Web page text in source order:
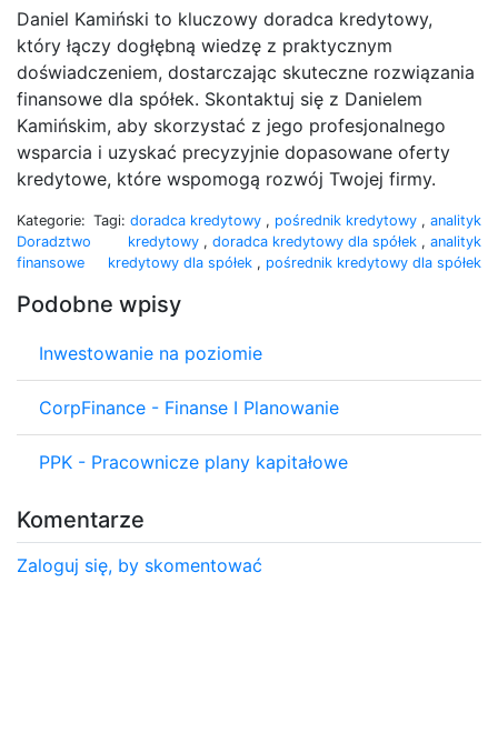
Daniel Kamiński to kluczowy doradca kredytowy,
który łączy dogłębną wiedzę z praktycznym
doświadczeniem, dostarczając skuteczne rozwiązania
finansowe dla spółek. Skontaktuj się z Danielem
Kamińskim, aby skorzystać z jego profesjonalnego
wsparcia i uzyskać precyzyjnie dopasowane oferty
kredytowe, które wspomogą rozwój Twojej firmy.
Kategorie:
Doradztwo
finansowe
Tagi: doradca kredytowy , pośrednik kredytowy , analityk
kredytowy , doradca kredytowy dla spółek , analityk
kredytowy dla spółek , pośrednik kredytowy dla spółek
Podobne wpisy
Inwestowanie na poziomie
CorpFinance - Finanse I Planowanie
PPK - Pracownicze plany kapitałowe
Komentarze
Zaloguj się, by skomentować